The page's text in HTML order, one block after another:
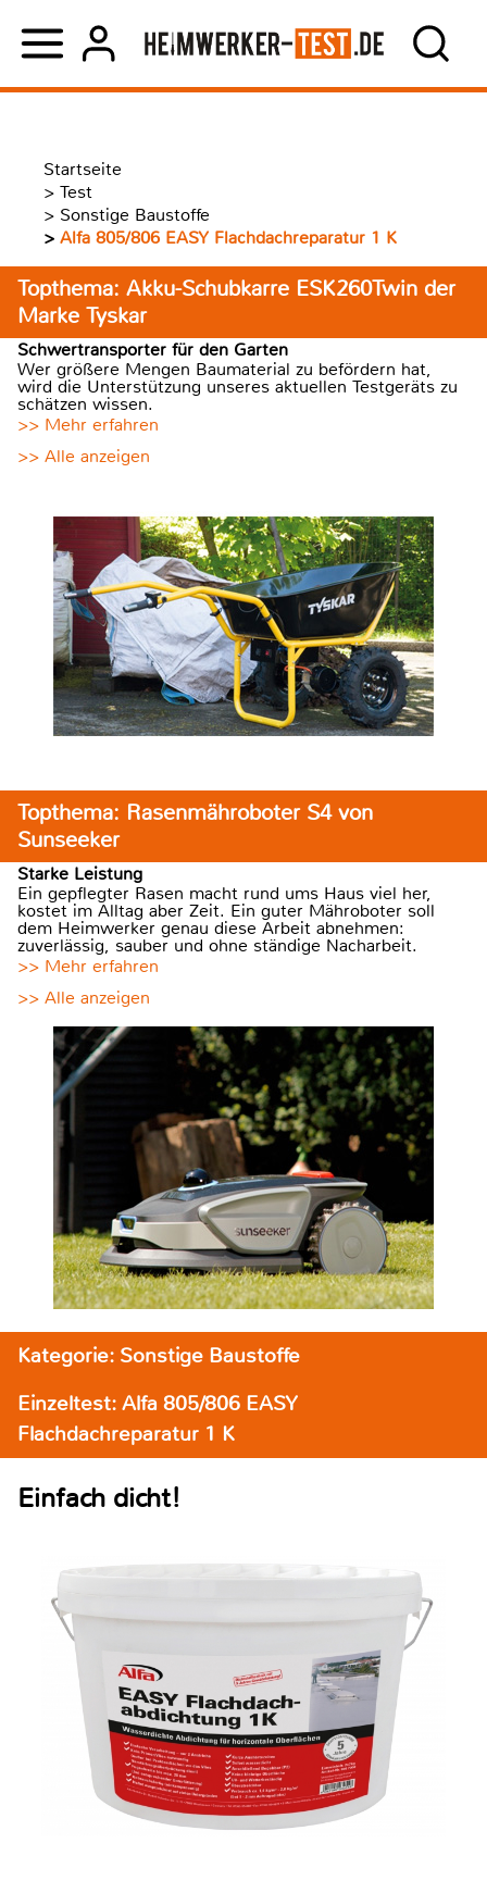
Startseite
> Test
> Sonstige Baustoffe
> Alfa 805/806 EASY Flachdachreparatur 1 K
Topthema: Akku-Schubkarre ESK260Twin der
Marke Tyskar
Schwertransporter für den Garten
Wer größere Mengen Baumaterial zu befördern hat,
wird die Unterstützung unseres aktuellen Testgeräts zu
schätzen wissen.
>> Mehr erfahren
>> Alle anzeigen
Topthema: Rasenmähroboter S4 von
Sunseeker
Starke Leistung
Ein gepflegter Rasen macht rund ums Haus viel her,
kostet im Alltag aber Zeit. Ein guter Mähroboter soll
dem Heimwerker genau diese Arbeit abnehmen:
zuverlässig, sauber und ohne ständige Nacharbeit.
>> Mehr erfahren
>> Alle anzeigen
Kategorie: Sonstige Baustoffe
Einzeltest: Alfa 805/806 EASY
Flachdachreparatur 1 K
Einfach dicht!